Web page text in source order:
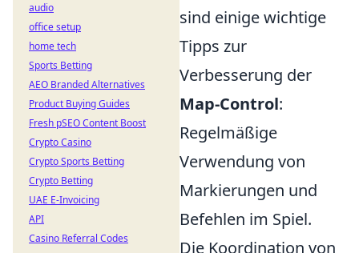
sind einige wichtige
Tipps zur
Verbesserung der
Map-Control:
Regelmäßige
Verwendung von
Markierungen und
Befehlen im Spiel.
Die Koordination von
audio
office setup
home tech
Sports Betting
AEO Branded Alternatives
Product Buying Guides
Fresh pSEO Content Boost
Crypto Casino
Crypto Sports Betting
Crypto Betting
UAE E-Invoicing
API
Casino Referral Codes